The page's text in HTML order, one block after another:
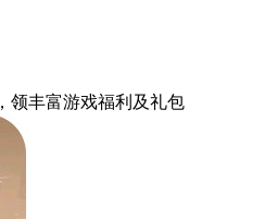
，领丰富游戏福利 及礼包